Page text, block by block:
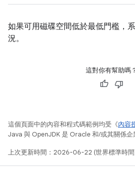
如果可用磁碟空間低於最低門檻，
況。
這對你有幫助嗎
這個頁面中的內容和程式碼範例均受《內容
Java 與 OpenJDK 是 Oracle 和/或其關係企
上次更新時間：2026-06-22 (世界標準時間)